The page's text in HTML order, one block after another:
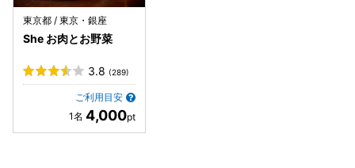
東京都 / 東京・銀座
She お肉とお野菜
3.8 (289)
ご利用目安
4,000